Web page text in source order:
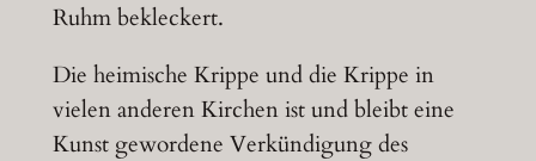
Ruhm bekleckert.
Die heimische Krippe und die Krippe in
vielen anderen Kirchen ist und bleibt eine
Kunst gewordene Verkündigung des